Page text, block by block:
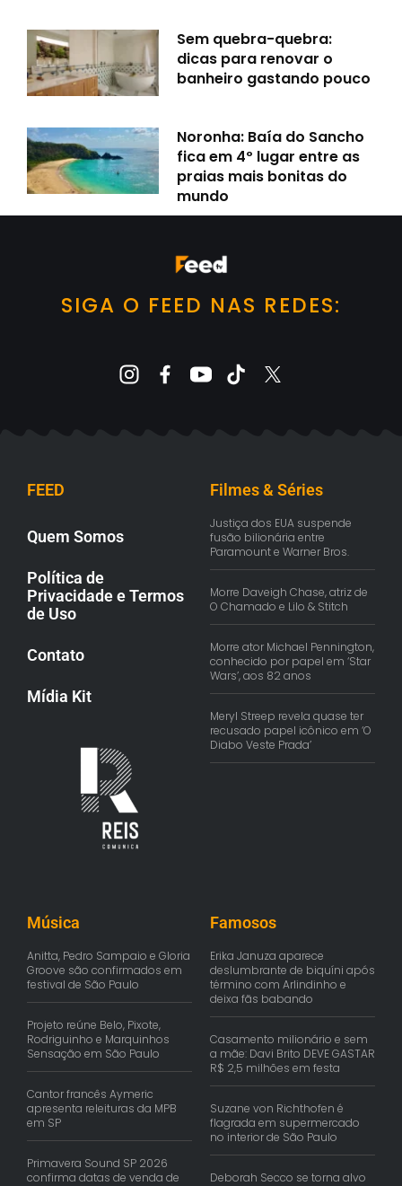
Sem quebra-quebra:
dicas para renovar o
banheiro gastando pouco
Noronha: Baía do Sancho
fica em 4º lugar entre as
praias mais bonitas do
mundo
SIGA O FEED NAS REDES:
FEED
Quem Somos
Política de
Privacidade e Termos
de Uso
Contato
Mídia Kit
Filmes & Séries
Justiça dos EUA suspende
fusão bilionária entre
Paramount e Warner Bros.
Morre Daveigh Chase, atriz de
O Chamado e Lilo & Stitch
Morre ator Michael Pennington,
conhecido por papel em ‘Star
Wars’, aos 82 anos
Meryl Streep revela quase ter
recusado papel icônico em ‘O
Diabo Veste Prada’
Música
Anitta, Pedro Sampaio e Gloria
Groove são confirmados em
festival de São Paulo
Projeto reúne Belo, Pixote,
Rodriguinho e Marquinhos
Sensação em São Paulo
Cantor francês Aymeric
apresenta releituras da MPB
em SP
Primavera Sound SP 2026
confirma datas de venda de
Famosos
Erika Januza aparece
deslumbrante de biquíni após
término com Arlindinho e
deixa fãs babando
Casamento milionário e sem
a mãe: Davi Brito DEVE GASTAR
R$ 2,5 milhões em festa
Suzane von Richthofen é
flagrada em supermercado
no interior de São Paulo
Deborah Secco se torna alvo